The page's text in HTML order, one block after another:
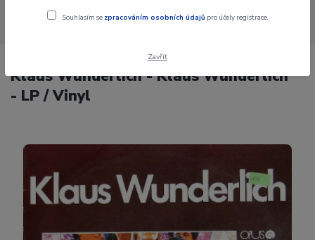
Alba Gramodesky
Klaus Wunderlich - Klaus Wunderlich - LP
Klaus Wunderlich - Klaus Wunderlich
- LP / Vinyl
Souhlasím se zpracováním osobních údajů pro účely registrace.
Zavřít